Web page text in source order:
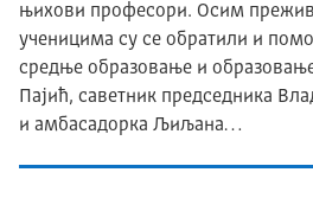
њихови професори. Осим
ученицима су се обратили и
средње образовање и
Пајић, саветник председника
и амбасадорка Љиљана…